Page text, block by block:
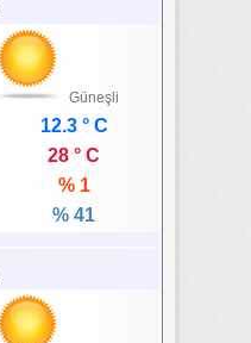
Güneşli
12.3 ° C
28 ° C
% 1
% 41